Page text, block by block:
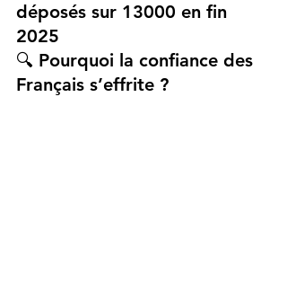
déposés sur 13000 en fin
2025
🔍 Pourquoi la confiance des
Français s’effrite ?